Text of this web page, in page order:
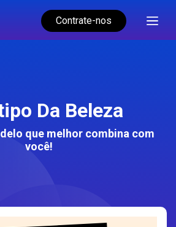
Contrate-nos
Da Beleza
que melhor combina com
você!